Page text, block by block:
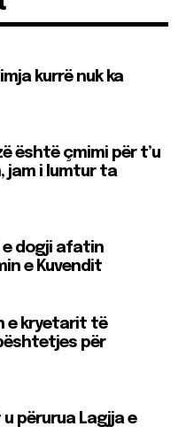
kurrë nuk ka
është çmimi për t’u
jam i lumtur ta
e dogji afatin
e Kuvendit
e kryetarit të
për
përurua Lagjja e